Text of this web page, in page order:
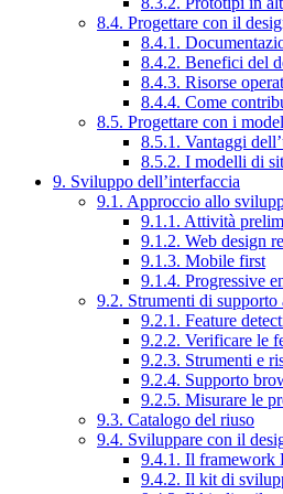
8.4. Progettare con il
8.4.1.
8.4.2. Benefici del
8.4.3. Risorse
8.4.4. Come
8.5. Progettare con i
8.5.1. Vantaggi
8.5.2. I modelli di
9. Sviluppo dell’interfaccia
9.1. Approccio allo
9.1.1. Attività
9.1.2. Web design
9.1.3. Mobile first
9.1.4. Progressive
9.2. Strumenti di
9.2.1. Feature
9.2.2. Verificare le
9.2.3. Strumenti e
9.2.4. Supporto
9.2.5. Misurare le
9.3. Catalogo del riuso
9.4. Sviluppare con il
9.4.1. Il framework
9.4.2. Il kit di